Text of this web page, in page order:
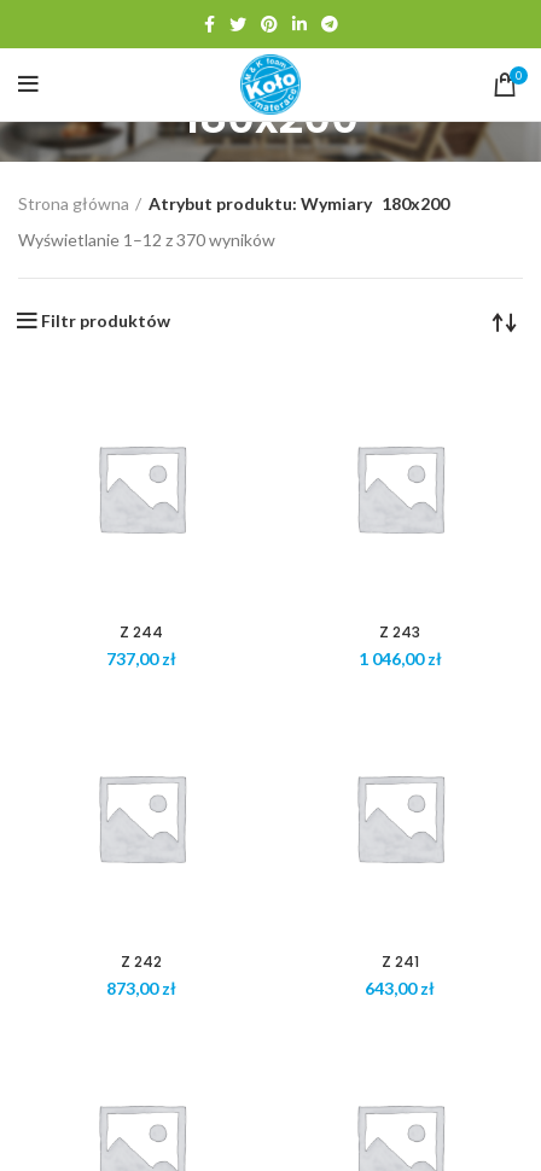
0
180x200
Strona główna Atrybut produktu: Wymiary 180x200
Wyświetlanie 1–12 z 370 wyników
Filtr produktów
Z 244
zł
Z 243
zł
Z 242
zł
Z 241
zł